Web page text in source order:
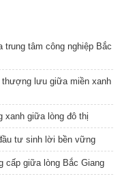
tâm công nghiệp Bắc
thượng lưu giữa miền xanh
xanh giữa lòng đô thị
tư sinh lời bền vững
cấp giữa lòng Bắc Giang